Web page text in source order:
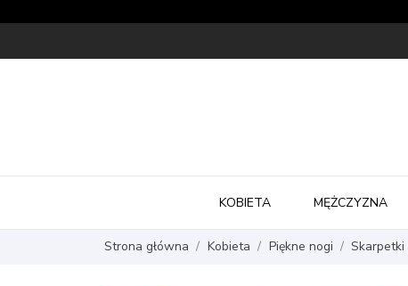
KOBIETA MĘŻCZYZNA
Strona główna Kobieta Piękne nogi Skarpetki